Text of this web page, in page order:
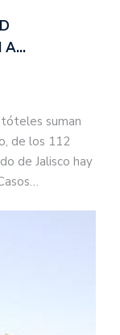
A…
suman
de los 112
de Jalisco hay